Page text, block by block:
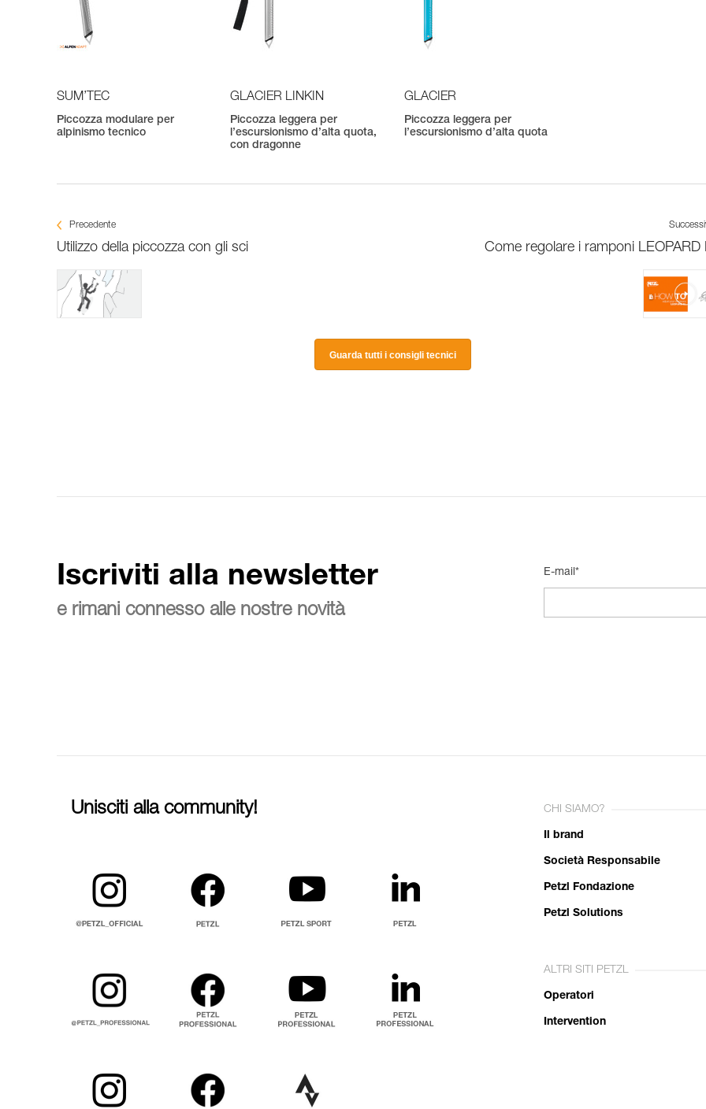
SUM’TEC
Piccozza modulare per
alpinismo tecnico
GLACIER LINKIN
Piccozza leggera per
l’escursionismo d’alta quota,
con dragonne
GLACIER
Piccozza leggera per
l’escursionismo d’alta quota
Precedente
Utilizzo della piccozza con gli sci Come regolare i ramponi LEOPARD
Guarda tutti i consigli tecnici
Iscriviti alla newsletter
e rimani connesso alle nostre novità
E-mail*
Unisciti alla community! CHI SIAMO?
Il brand
Società Responsabile
Petzl Fondazione
Petzl Solutions
ALTRI SITI PETZL
Operatori
Intervention